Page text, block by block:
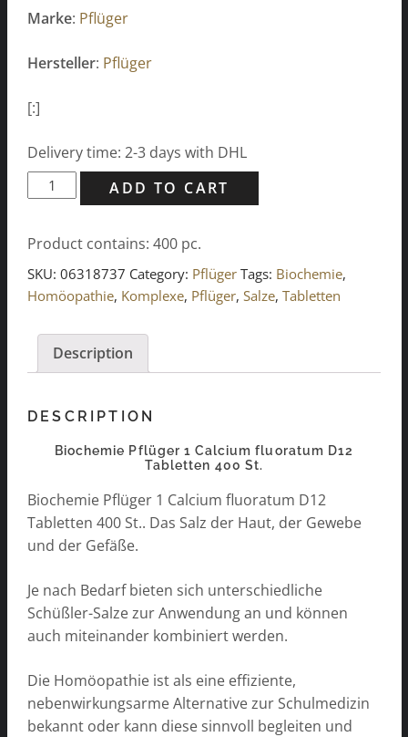
Marke: Pflüger
Hersteller: Pflüger
[:]
Delivery time: 2-3 days with DHL
Biochemie
Pflüger
Calcium
fluoratum
D12
400
quantity
ADD TO CART
Product contains: 400 pc.
SKU: 06318737 Category: Pflüger Tags: Biochemie,
Homöopathie, Komplexe, Pflüger, Salze, Tabletten
Description
DESCRIPTION
Biochemie Pflüger 1 Calcium fluoratum D12
Tabletten 400 St.
Biochemie Pflüger 1 Calcium fluoratum D12
Tabletten 400 St.. Das Salz der Haut, der Gewebe
und der Gefäße.
Je nach Bedarf bieten sich unterschiedliche
Schüßler-Salze zur Anwendung an und können
auch miteinander kombiniert werden.
Die Homöopathie ist als eine effiziente,
nebenwirkungsarme Alternative zur Schulmedizin
bekannt oder kann diese sinnvoll begleiten und